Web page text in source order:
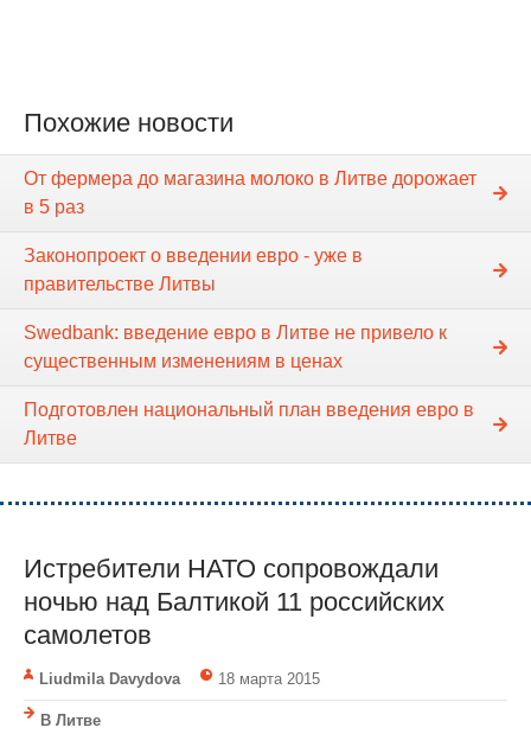
Похожие новости
От фермера до магазина молоко в Литве дорожает
в 5 раз
Законопроект о введении евро - уже в
правительстве Литвы
Swedbank: введение евро в Литве не привело к
существенным изменениям в ценах
Подготовлен национальный план введения евро в
Литве
Истребители НАТО сопровождали
ночью над Балтикой 11 российских
самолетов
Liudmila Davydova 18 марта 2015
В Литве